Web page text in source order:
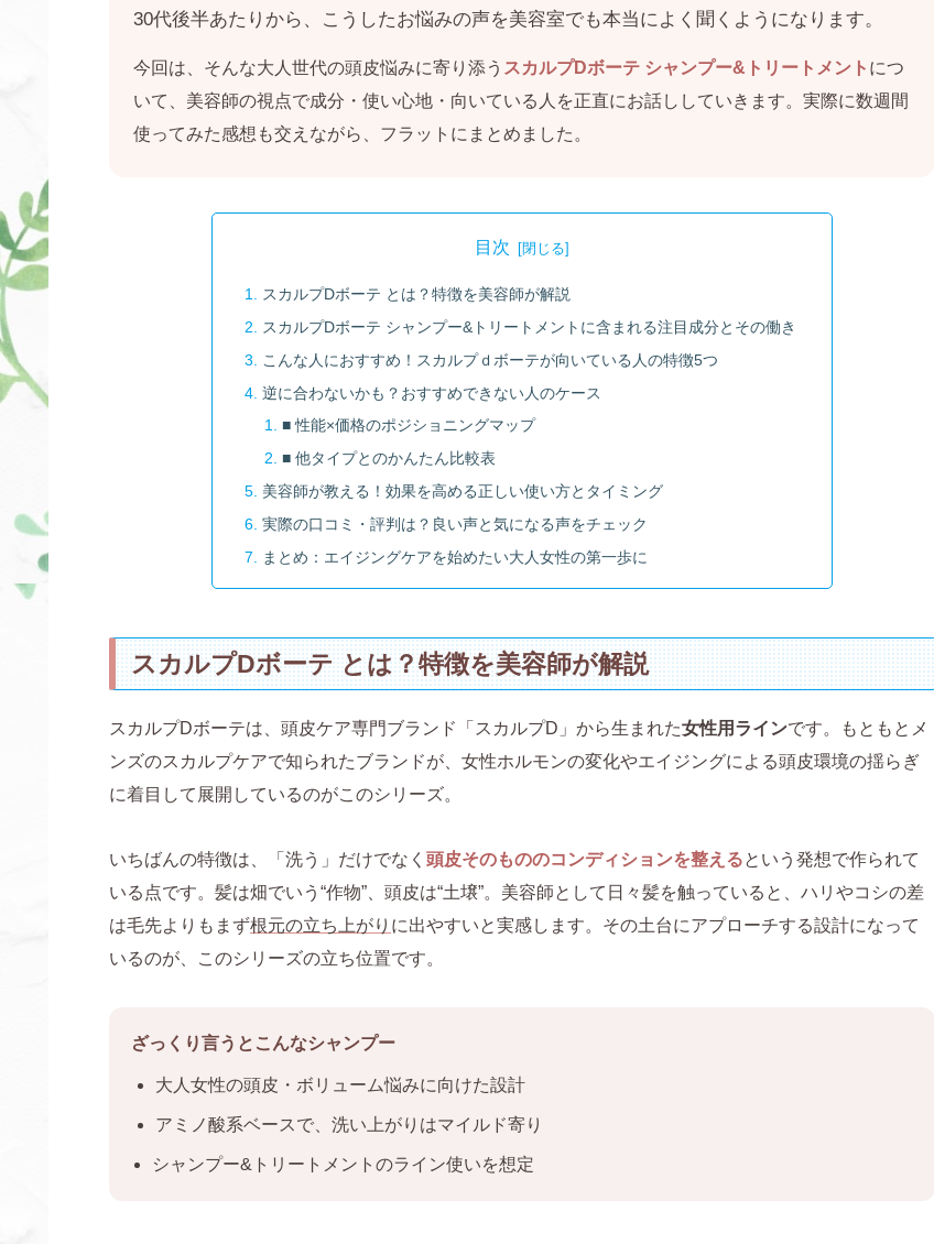
30代後半あたりから、こうしたお悩みの声を美容室でも本当によく聞くようになります。
今回は、そんな大人世代の頭皮悩みに寄り添う スカルプDボーテ シャンプー&トリートメント につ
いて、美容師の視点で成分・使い心地・向いている人を正直にお話ししていきます。実際に数週間
使ってみた感想も交えながら、フラットにまとめました。
目次
スカルプDボーテ とは？特徴を美容師が解説
スカルプDボーテ シャンプー&トリートメントに含まれる注目成分とその働き
こんな人におすすめ！スカルプｄボーテが向いている人の特徴5つ
逆に合わないかも？おすすめできない人のケース
■ 性能×価格のポジショニングマップ
■ 他タイプとのかんたん比較表
美容師が教える！効果を高める正しい使い方とタイミング
実際の口コミ・評判は？良い声と気になる声をチェック
まとめ：エイジングケアを始めたい大人女性の第一歩に
スカルプDボーテ とは？特徴を美容師が解説
スカルプDボーテは、頭皮ケア専門ブランド「スカルプD」から生まれた女性用ラインです。もともとメ
ンズのスカルプケアで知られたブランドが、女性ホルモンの変化やエイジングによる頭皮環境の揺らぎ
に着目して展開しているのがこのシリーズ。
いちばんの特徴は、「洗う」だけでなく 頭皮そのもののコンディションを整えるという発想で作られて
いる点です。髪は畑でいう“作物”、頭皮は“土壌”。美容師として日々髪を触っていると、ハリやコシの差
は毛先よりもまず根元の立ち上がり に出やすいと実感します。その土台にアプローチする設計になって
いるのが、このシリーズの立ち位置です。
ざっくり言うとこんなシャンプー
大人女性の頭皮・ボリューム悩みに向けた設計
アミノ酸系ベースで、洗い上がりはマイルド寄り
シャンプー&トリートメントのライン使いを想定